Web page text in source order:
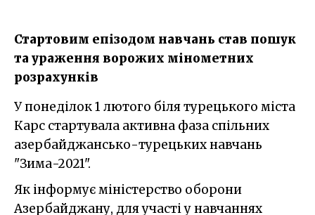
Стартовим епізодом навчань став пошук
та ураження ворожих мінометних
розрахунків
У понеділок 1 лютого біля турецького міста
Карс стартувала активна фаза спільних
азербайджансько-турецьких навчань
"Зима-2021".
Як інформує міністерство оборони
Азербайджану, для участі у навчаннях